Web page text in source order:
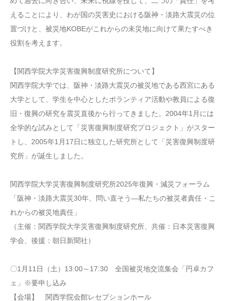
えることにより、わが国の災害史における阪神・淡路大震災の位
置づけと、被災地KOBEがこれからの未災地に向けて果たすべき
役割を考えます。
【関西学院大学災害復興制度研究所について】
関西学院大学では、阪神・淡路大震災の被災地である西宮にある
大学として、学生を中心としたボランティア活動や教員による復
旧・復興の研究を震災直後から行ってきました。2004年1月には
全学的な試みとして「災害復興制度研究プロジェクト」がスター
トし、2005年1月17日に独立した研究所として「災害復興制度研
究所」が誕生しました。
関西学院大学災害復興制度研究所2025年復興・減災フォーラム
「阪神・淡路大震災30年、問い直そう―私たちの被災者責任・こ
れからの被災地責任」
（主催：関西学院大学災害復興制度研究所、共催：日本災害復興
学会、後援：朝日新聞社）
〇1月11日（土）13:00～17:30 全国被災地交流集会「円卓カフ
ェ」※要申し込み
【会場】 関西学院会館レセプションホール